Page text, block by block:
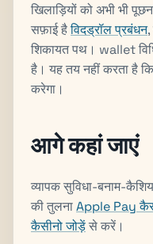
खिलाड़ियों को अभी भी
सफ़ाई हैविदड्रॉल प्रबंधन
शिकायत पथ। wallet
है। यह तय नहीं करता है
करेगा।
आगे कहां जाएं
व्यापक सुविधा-बनाम-
की तुलनाApple Pay
कैसीनो जोड़ेंसे करें।